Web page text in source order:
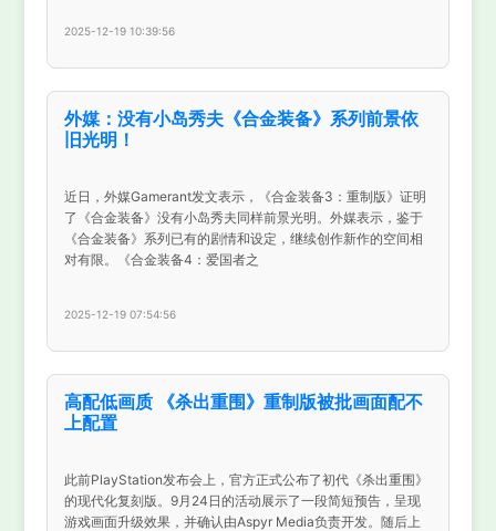
2025-12-19 10:39:56
外媒：没有小岛秀夫《合金装备》系列前景依
旧光明！
近日，外媒Gamerant发文表示，《合金装备3：重制版》证明
了《合金装备》没有小岛秀夫同样前景光明。外媒表示，鉴于
《合金装备》系列已有的剧情和设定，继续创作新作的空间相
对有限。《合金装备4：爱国者之
2025-12-19 07:54:56
高配低画质 《杀出重围》重制版被批画面配不
上配置
此前PlayStation发布会上，官方正式公布了初代《杀出重围》
的现代化复刻版。9月24日的活动展示了一段简短预告，呈现
游戏画面升级效果，并确认由Aspyr Media负责开发。随后上